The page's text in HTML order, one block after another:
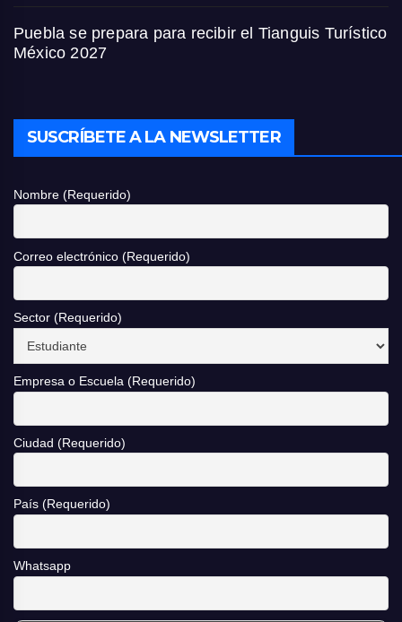
Puebla se prepara para recibir el Tianguis Turístico
México 2027
SUSCRÍBETE A LA NEWSLETTER
Nombre (Requerido)
Correo electrónico (Requerido)
Sector (Requerido)
Empresa o Escuela (Requerido)
Ciudad (Requerido)
País (Requerido)
Whatsapp